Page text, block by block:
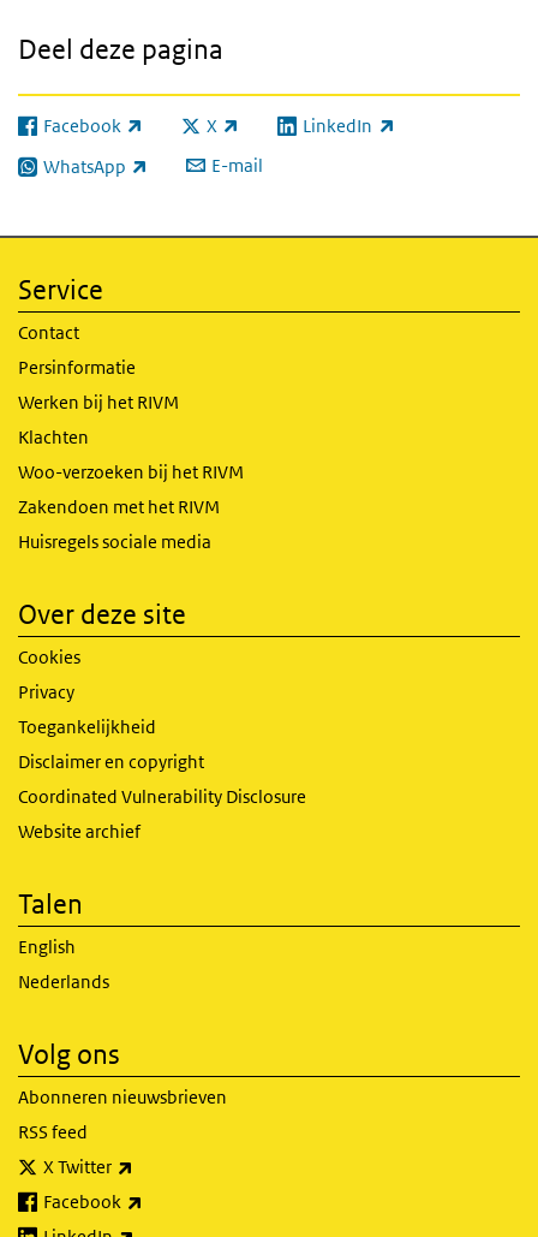
Deel deze pagina
Facebook
(externe link) X
(externe link) LinkedIn
(externe link)
WhatsApp
(externe link) E-mail
Service
Contact
Persinformatie
Werken bij het RIVM
Klachten
Woo-verzoeken bij het RIVM
Zakendoen met het RIVM
Huisregels sociale media
Over deze site
Cookies
Privacy
Toegankelijkheid
Disclaimer en copyright
Coordinated Vulnerability Disclosure
Website archief
Talen
English
Nederlands
Volg ons
Abonneren nieuwsbrieven
RSS feed
X Twitter
Facebook